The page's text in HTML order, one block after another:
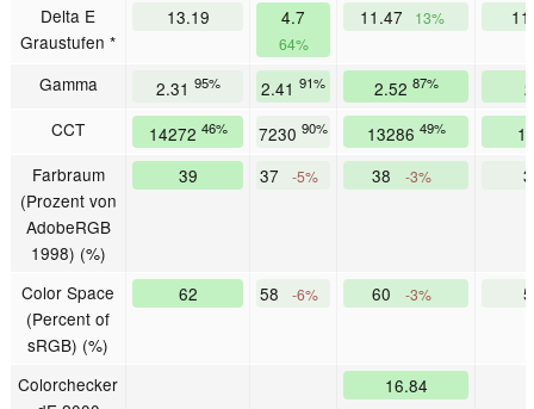
Delta E
Graustufen *
13.19 4.7
64%
11.47 13%
Gamma 2.31 95% 2.41 91% 2.52 87%
CCT
14272 46% 7230 90% 13286 49%
Farbraum
(Prozent von
AdobeRGB
1998) (%)
39 37 -5% 38 -3%
Color Space
(Percent of
sRGB) (%)
62 58 -6% 60 -3%
Colorchecker
16.84